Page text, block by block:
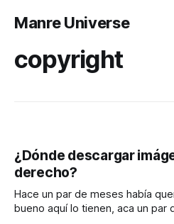
Manre Universe
copyright
¿Dónde descargar
derecho?
Hace un par de meses había
bueno aquí lo tienen, aca un